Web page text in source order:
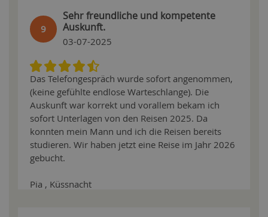
9
Sehr freundliche und kompetente
Auskunft.
03-07-2025
Das Telefongespräch wurde sofort angenommen,
(keine gefühlte endlose Warteschlange). Die
Auskunft war korrekt und vorallem bekam ich
sofort Unterlagen von den Reisen 2025. Da
konnten mein Mann und ich die Reisen bereits
studieren. Wir haben jetzt eine Reise im Jahr 2026
gebucht.
Pia , Küssnacht